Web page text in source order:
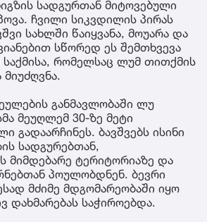
სადგურთან მიტოვებული
ჩვილი სიკვდილის პირას
სახლში წაიყვანა, მოუარა და
სწორედ ეს შემთხვევა
საქმისა, რომელსაც ლუმ თითქმის
განმავლობაში ლუ
მეუღლემ 30-ზე მეტი
გადაარჩინეს. ბავშვებს ისინი
სადგურებთან,
მიმდებარე ტერიტორიაზე და
პოულობდნენ. ბევრი
მძიმე მდგომარეობაში იყო
დახმარებას საჭიროებდა.